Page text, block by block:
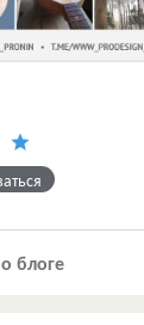
о блоге